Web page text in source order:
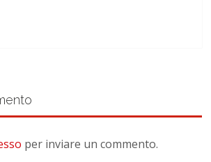
per inviare un commento.